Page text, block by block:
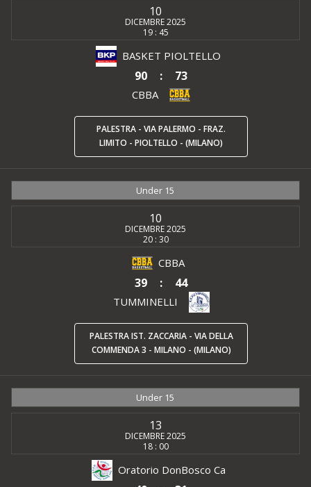
10
DICEMBRE 2025
19 : 45
BASKET PIOLTELLO
90 : 73
CBBA
PALESTRA - VIA PALERMO - FRAZ.
LIMITO - PIOLTELLO - (MILANO)
Under 15
10
DICEMBRE 2025
20 : 30
CBBA
39 : 44
TUMMINELLI
PALESTRA IST. ZACCARIA - VIA DELLA
COMMENDA 3 - MILANO - (MILANO)
Under 15
13
DICEMBRE 2025
18 : 00
Oratorio DonBosco Ca